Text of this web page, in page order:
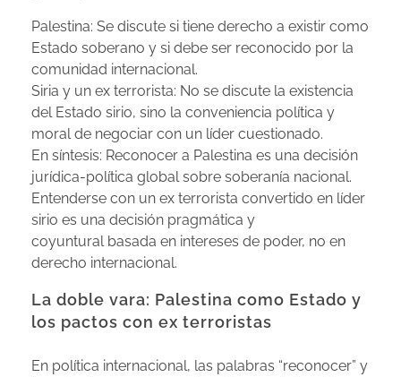
Palestina: Se discute si tiene derecho a existir como
Estado soberano y si debe ser reconocido por la
comunidad internacional.
Siria y un ex terrorista: No se discute la existencia
del Estado sirio, sino la conveniencia política y
moral de negociar con un líder cuestionado.
En síntesis: Reconocer a Palestina es una decisión
jurídica-política global sobre soberanía nacional.
Entenderse con un ex terrorista convertido en líder
sirio es una decisión pragmática y
coyuntural basada en intereses de poder, no en
derecho internacional.
La doble vara: Palestina como Estado y
los pactos con ex terroristas
En política internacional, las palabras “reconocer” y